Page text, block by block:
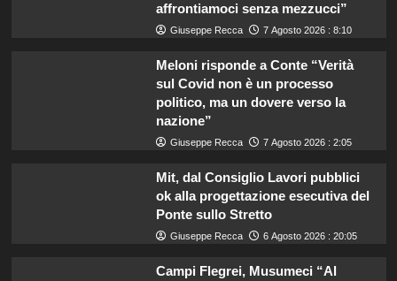
affrontiamoci senza mezzucci”
Giuseppe Recca 7 Agosto 2026 : 8:10
Meloni risponde a Conte “Verità
sul Covid non è un processo
politico, ma un dovere verso la
nazione”
Giuseppe Recca 7 Agosto 2026 : 2:05
Mit, dal Consiglio Lavori pubblici
ok alla progettazione esecutiva del
Ponte sullo Stretto
Giuseppe Recca 6 Agosto 2026 : 20:05
Campi Flegrei, Musumeci “Al